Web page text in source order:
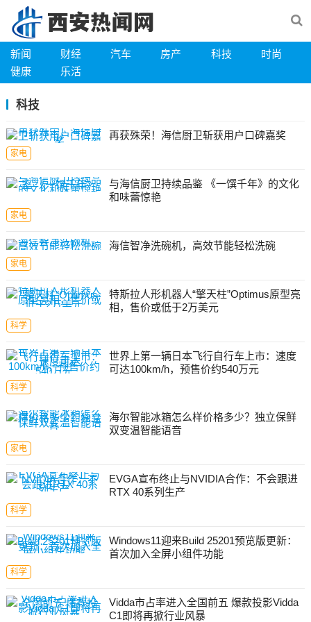
新闻 财经 汽车 房产 科技
时尚
健康
乐活
科技
再获殊荣！海信厨卫斩获用户口碑嘉奖
家电
与海信厨卫持续品鉴 《一馔千年》的文化
和味蕾惊艳
家电
海信智净洗碗机，高效节能轻松洗碗
家电
特斯拉人形机器人“擎天柱”Optimus原型亮
相，售价或低于2万美元
科学
世界上第一辆日本飞行自行车上市：速度
可达100km/h，预售价约540万元
科学
海尔智能冰箱怎么样价格多少？独立保鲜
双变温智能语音
家电
EVGA宣布终止与NVIDIA合作：不会跟进
RTX 40系列生产
科学
Windows11迎来Build 25201预览版更新：
首次加入全屏小组件功能
科学
Vidda市占率进入全国前五 爆款投影Vidda
C1即将再掀行业风暴